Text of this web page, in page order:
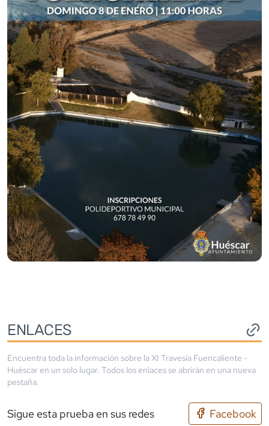
ENLACES
Encuentra toda la información sobre laXI Travesía Fuencaliente -
Huéscar en un solo lugar. Todos los enlaces se abrirán en una nueva
pestaña.
Sigue esta prueba en sus redes Facebook